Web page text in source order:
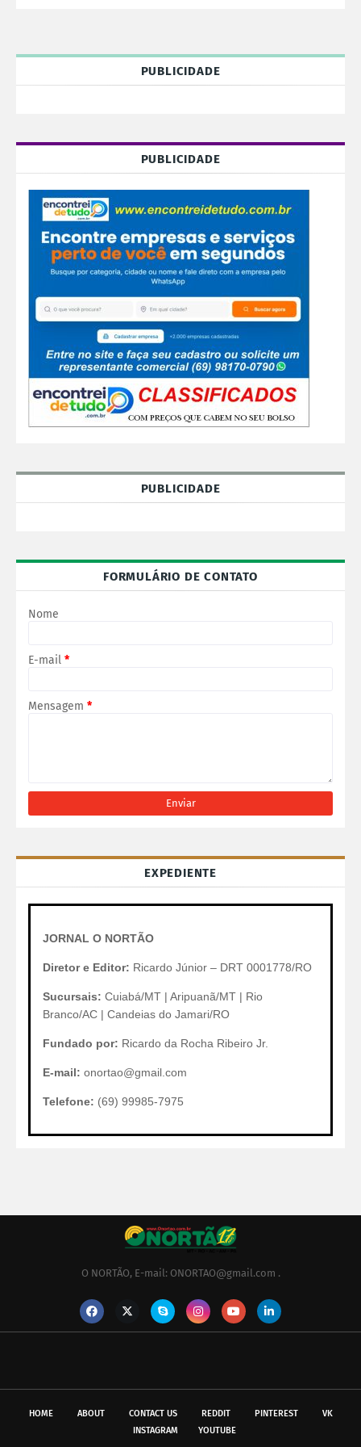
PUBLICIDADE
PUBLICIDADE
PUBLICIDADE
FORMULÁRIO DE CONTATO
Nome
E-mail *
Mensagem *
EXPEDIENTE
JORNAL O NORTÃO
Diretor e Editor: Ricardo Júnior – DRT 0001778/RO
Sucursais: Cuiabá/MT | Aripuanã/MT | Rio
Branco/AC | Candeias do Jamari/RO
Fundado por: Ricardo da Rocha Ribeiro Jr.
E-mail: onortao@gmail.com
Telefone: (69) 99985-7975
O NORTÃO, E-mail: ONORTAO@gmail.com .
HOME ABOUT CONTACT US REDDIT PINTEREST
VK
INSTAGRAM
YOUTUBE